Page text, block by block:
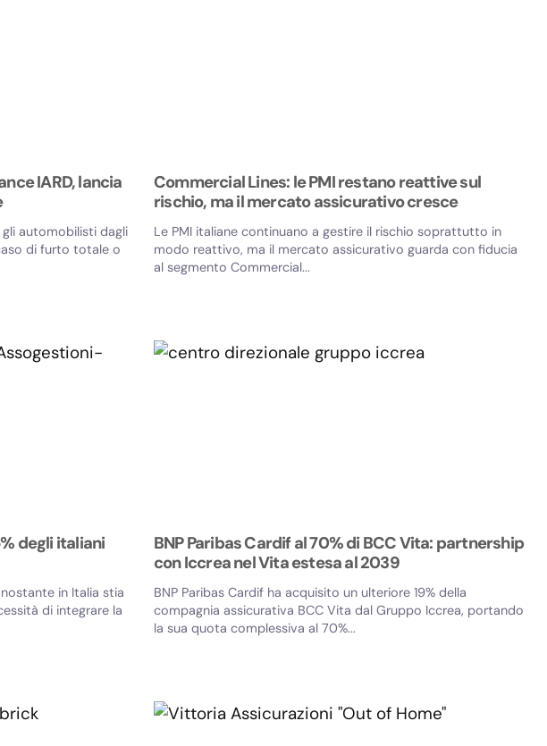
IARD, lancia
automobilisti dagli
di furto totale o
Commercial Lines: le PMI restano reattive sul
rischio, ma il mercato assicurativo cresce
Le PMI italiane continuano a gestire il rischio soprattutto in
modo reattivo, ma il mercato assicurativo guarda con fiducia
al segmento Commercial...
degli italiani
in Italia stia
di integrare la
BNP Paribas Cardif al 70% di BCC Vita: partnership
con Iccrea nel Vita estesa al 2039
BNP Paribas Cardif ha acquisito un ulteriore 19% della
compagnia assicurativa BCC Vita dal Gruppo Iccrea, portando
la sua quota complessiva al 70%...